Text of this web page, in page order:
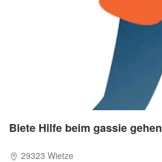
Anzeige aufgeben
Biete Hilfe beim gassie gehen
29323 Wietze